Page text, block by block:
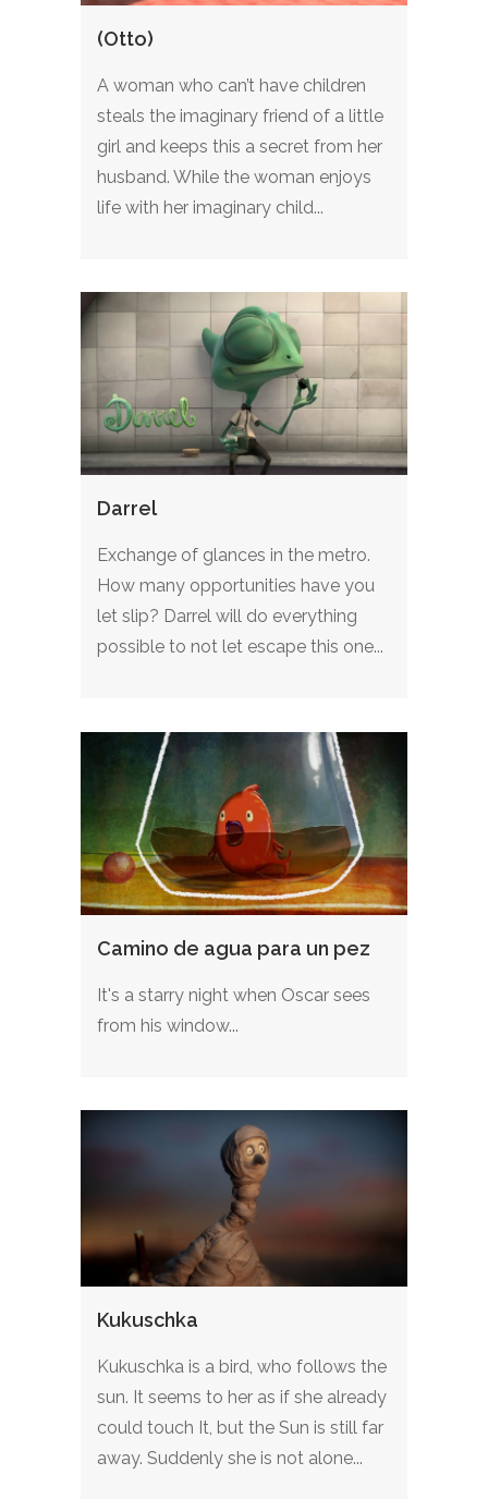
(Otto)
A woman who can’t have children
steals the imaginary friend of a little
girl and keeps this a secret from her
husband. While the woman enjoys
life with her imaginary child...
Darrel
Exchange of glances in the metro.
How many opportunities have you
let slip? Darrel will do everything
possible to not let escape this one...
Camino de agua para un pez
It's a starry night when Oscar sees
from his window...
Kukuschka
Kukuschka is a bird, who follows the
sun. It seems to her as if she already
could touch It, but the Sun is still far
away. Suddenly she is not alone...